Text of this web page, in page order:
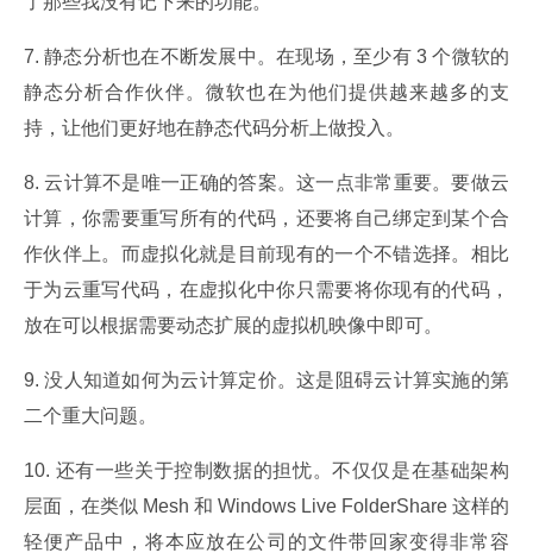
7. 静态分析也在不断发展中。在现场，至少有 3 个微软的
静态分析合作伙伴。微软也在为他们提供越来越多的支
持，让他们更好地在静态代码分析上做投入。
8. 云计算不是唯一正确的答案。这一点非常重要。要做云
计算，你需要重写所有的代码，还要将自己绑定到某个合
作伙伴上。而虚拟化就是目前现有的一个不错选择。相比
于为云重写代码，在虚拟化中你只需要将你现有的代码，
放在可以根据需要动态扩展的虚拟机映像中即可。
9. 没人知道如何为云计算定价。这是阻碍云计算实施的第
二个重大问题。
10. 还有一些关于控制数据的担忧。不仅仅是在基础架构
层面，在类似 Mesh 和 Windows Live FolderShare 这样的
轻便产品中，将本应放在公司的文件带回家变得非常容